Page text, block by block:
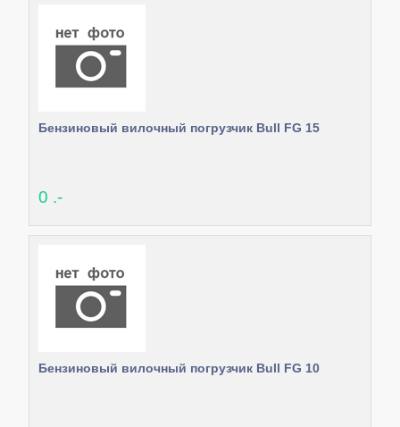
Бензиновый вилочный погрузчик Bull FG 15
0 .-
Бензиновый вилочный погрузчик Bull FG 10